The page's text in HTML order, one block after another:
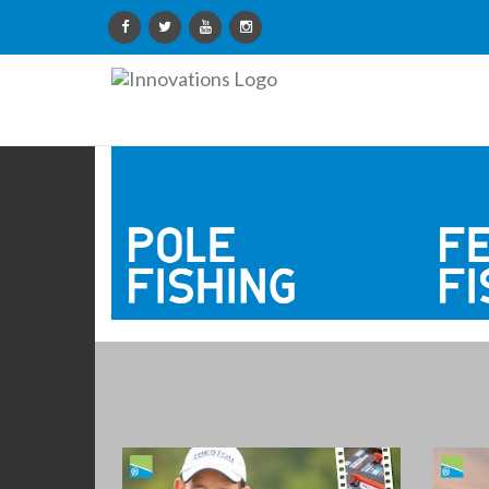
Innovations
Pole Fishing Products
VIEW